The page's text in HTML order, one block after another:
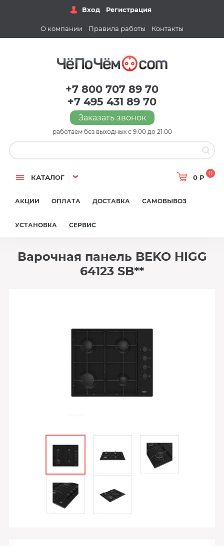
Вход Регистрация
О компании Правила работы Контакты
+7 800 707 89 70
+7 495 431 89 70
Заказать звонок
работаем без выходных с 9:00 до 21:00
КАТАЛОГ 0 Р
0
АКЦИИ ОПЛАТА ДОСТАВКА САМОВЫВОЗ
УСТАНОВКА СЕРВИС
Варочная панель BEKO HIGG
64123 SB**